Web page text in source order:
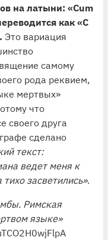
на латыни: «Cum
как «С
Это вариация
самому
рода реквием,
мертвых»
что
своего друга
сделано
текст:
ведет меня к
засветились».
Римская
языке»